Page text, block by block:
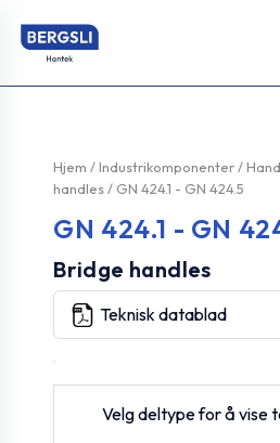
rett
innholdet
Hjem / Industrikomponenter/
handles/ GN 424.1 - GN 424.5
GN 424.1 - GN
Bridge handles
Teknisk datablad
Velg deltype for å vise